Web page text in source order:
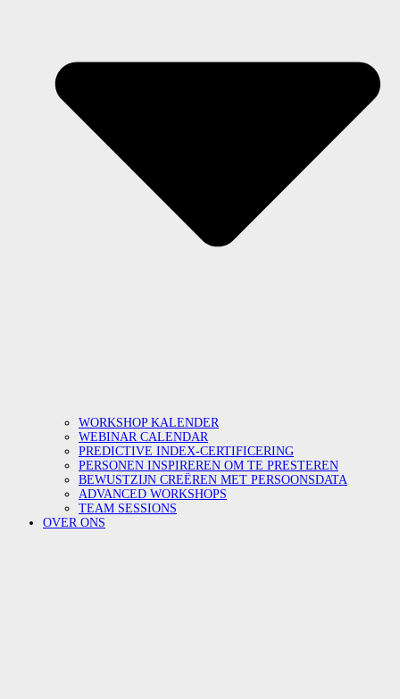
WORKSHOP KALENDER
WEBINAR CALENDAR
PREDICTIVE INDEX-CERTIFICERING
PERSONEN INSPIREREN OM TE PRESTEREN
BEWUSTZIJN CREËREN MET PERSOONSDATA
ADVANCED WORKSHOPS
TEAM SESSIONS
OVER ONS